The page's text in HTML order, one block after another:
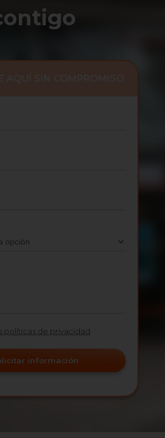
políticas de privacidad
información